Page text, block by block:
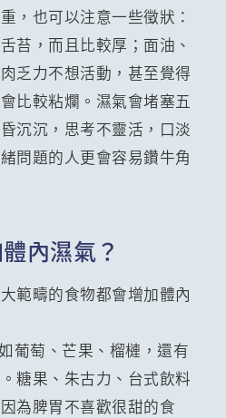
，也可以注意一些徵狀：
苔，而且比較厚；面油、
乏力不想活動，甚至覺得
比較粘爛。濕氣會堵塞五
沉沉，思考不靈活，口淡
問題的人更會容易鑽牛角
內濕氣？
範疇的食物都會增加體內
葡萄、芒果、榴槤，還有
糖果、朱古力、台式飲料
為脾胃不喜歡很甜的食